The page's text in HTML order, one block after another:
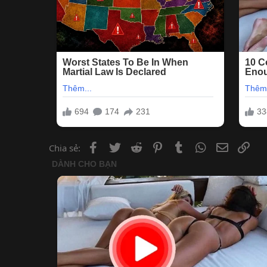
Chia sẻ: Facebook
Twitter Reddit PinterestTumblr WhatsApp
Email